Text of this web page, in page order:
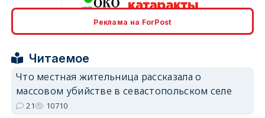
erid: 2SDnjcrDNw6
Реклама на ForPost
Читаемое
Что местная жительница рассказала о
массовом убийстве в севастопольском селе
21 10710